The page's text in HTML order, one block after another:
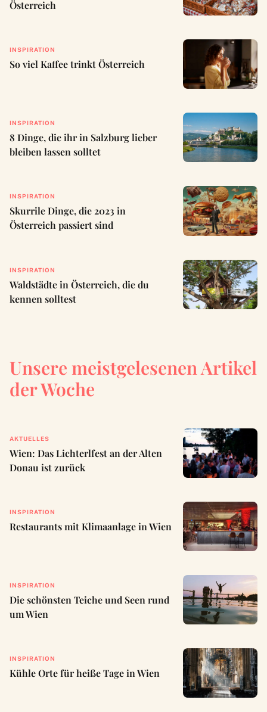
Österreich
INSPIRATION
So viel Kaffee trinkt Österreich
INSPIRATION
8 Dinge, die ihr in Salzburg lieber
bleiben lassen solltet
INSPIRATION
Skurrile Dinge, die 2023 in
Österreich passiert sind
INSPIRATION
Waldstädte in Österreich, die du
kennen solltest
Unsere meistgelesenen Artikel
der Woche
AKTUELLES
Wien: Das Lichterlfest an der Alten
Donau ist zurück
INSPIRATION
Restaurants mit Klimaanlage in Wien
INSPIRATION
Die schönsten Teiche und Seen rund
um Wien
INSPIRATION
Kühle Orte für heiße Tage in Wien